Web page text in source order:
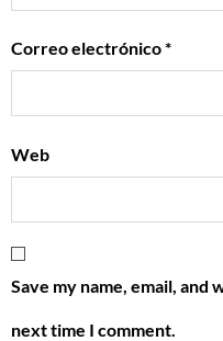
Correo electrónico*
Web
Save my name, email,
next time I comment.